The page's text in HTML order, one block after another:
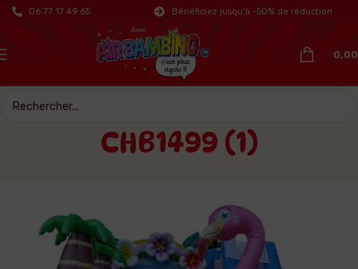
06 77 17 49 65 Bénéficiez jusqu'à -50% de réduction
0,00
CHB1499 (1)